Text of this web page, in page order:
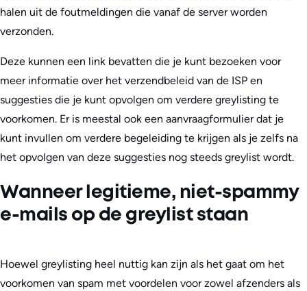
halen uit de foutmeldingen die vanaf de server worden
verzonden.
Deze kunnen een link bevatten die je kunt bezoeken voor
meer informatie over het verzendbeleid van de ISP en
suggesties die je kunt opvolgen om verdere greylisting te
voorkomen. Er is meestal ook een aanvraagformulier dat je
kunt invullen om verdere begeleiding te krijgen als je zelfs na
het opvolgen van deze suggesties nog steeds greylist wordt.
Wanneer legitieme, niet-spammy
e-mails op de greylist staan
Hoewel greylisting heel nuttig kan zijn als het gaat om het
voorkomen van spam met voordelen voor zowel afzenders als